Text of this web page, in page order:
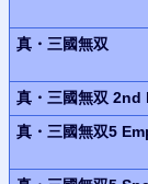
真・三國無双
真・三國無双
真・三國無双5